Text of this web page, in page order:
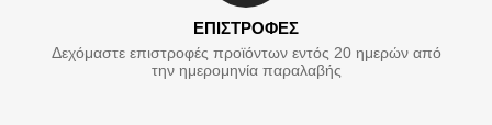
ΕΠΙΣΤΡΟΦΕΣ
Δεχόμαστε επιστροφές προϊόντων εντός 20 ημερών από
την ημερομηνία παραλαβής